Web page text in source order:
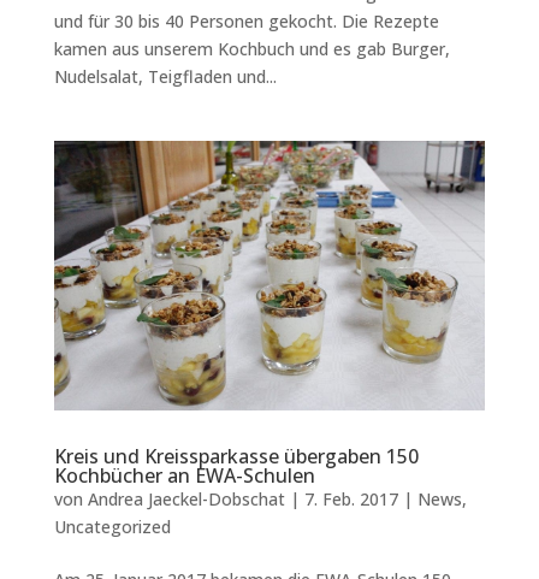
und für 30 bis 40 Personen gekocht. Die Rezepte
kamen aus unserem Kochbuch und es gab Burger,
Nudelsalat, Teigfladen und...
Kreis und Kreissparkasse übergaben 150
Kochbücher an EWA-Schulen
von Andrea Jaeckel-Dobschat| 7. Feb. 2017| News,
Uncategorized